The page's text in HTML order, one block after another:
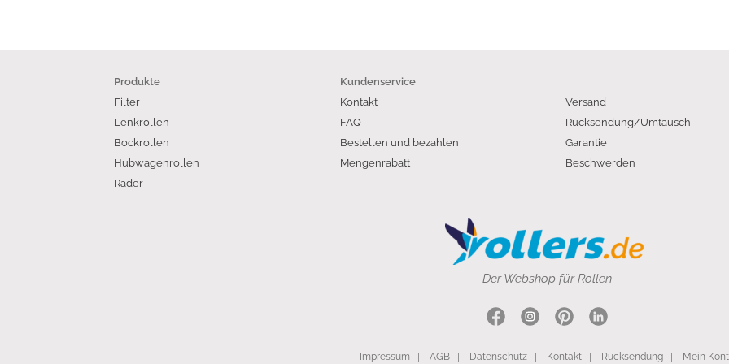
Produkte
Filter
Lenkrollen
Bockrollen
Hubwagenrollen
Räder
Kundenservice
Kontakt
FAQ
Bestellen und bezahlen
Mengenrabatt
Versand
Rücksendung/Umtausch
Garantie
Beschwerden
Der Webshop für Rollen
Impressum| AGB| Datenschutz| Kontakt| Rücksendung| Mein